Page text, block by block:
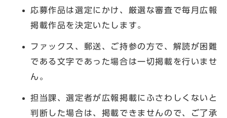
応募作品は選定にかけ、厳選な審査で毎月広報
掲載作品を決定いたします。
ファックス、郵送、ご持参の方で、解読が困難
である文字であった場合は一切掲載を行いませ
ん。
担当課、選定者が広報掲載にふさわしくないと
判断した場合は、掲載できませんので、ご了承